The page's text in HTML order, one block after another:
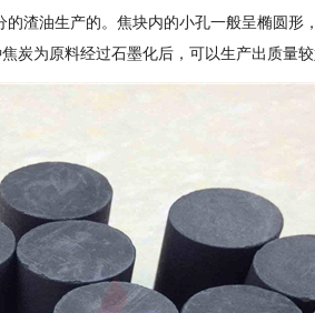
渣油生产的。焦块内的小孔一般呈椭圆形
炭为原料经过石墨化后，可以生产出质量较